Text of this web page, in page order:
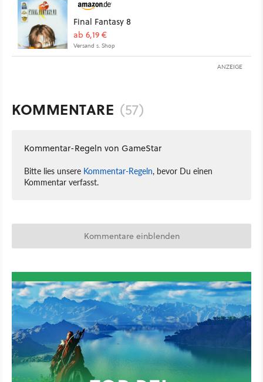
Final Fantasy 8
ab 6,19 €
Versand s. Shop
ANZEIGE
KOMMENTARE (57)
Kommentar-Regeln von GameStar
Bitte lies unsere Kommentar-Regeln, bevor Du einen
Kommentar verfasst.
Kommentare einblenden